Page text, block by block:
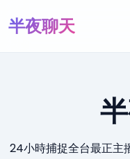
半夜聊天
24小時捕捉全台最正主